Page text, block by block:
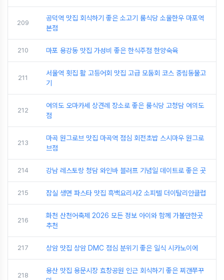
209
공덕역 맛집 회식하기 좋은 소고기 룸식당 소울한우 마포역
본점
210 마포 용강동 맛집 가성비 좋은 한식주점 한양숙육
211
서울역 횟집 활 고등어회 맛집 고급 모둠회 코스 중림동물고
기
212
여의도 오마카세 상견례 장소로 좋은 룸식당 고청담 여의도
점
213
마곡 원그로브 맛집 마곡역 점심 회전초밥 스시마우 원그로
브점
214 강남 레스토랑 청담 와인바 블러프 기념일 데이트로 좋은 곳
215 잠실 생면 파스타 맛집 흑백요리사2 소피텔 더이탈리안클럽
216
화천 산천어축제 2026 모든 정보 아이와 함께 가볼만한곳
추천
217 상암 맛집 상암 DMC 점심 분위기 좋은 일식 시카노이에
218
용산 맛집 용문시장 효창공원 인근 회식하기 좋은 찌갠쭈꾸